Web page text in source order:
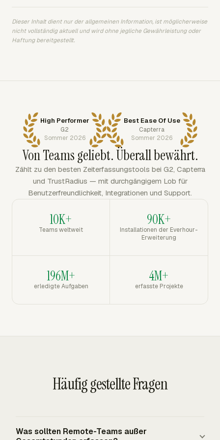
Dieser Inhalt dient nur der allgemeinen Information, ist möglicherweise
nicht vollständig aktuell und wird ohne jegliche Gewährleistung oder
Haftung bereitgestellt.
High Performer
G2
Sommer 2026
Best Ease Of Use
Capterra
Sommer 2026
Von Teams geliebt. Überall bewährt.
Zählt zu den besten Zeiterfassungstools bei G2, Capterra
und TrustRadius — mit durchgängigem Lob für
Benutzerfreundlichkeit, Integrationen und Support.
10K+
Teams weltweit
90K+
Installationen der Everhour-
Erweiterung
196M+
erledigte Aufgaben
4M+
erfasste Projekte
Häufig gestellte Fragen
Was sollten Remote-Teams außer